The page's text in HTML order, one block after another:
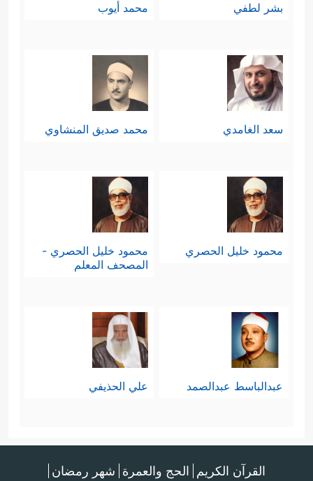
بشر لطفي محمد أيوب
سعد الغامدي محمد صديق المنشاوي
محمود خليل الحصري
محمود خليل الحصري -
المصحف المعلم
عبدالباسط عبدالصمد علي الحذيفي
القرآن الكريم الحج والعمرة شهر رمضان